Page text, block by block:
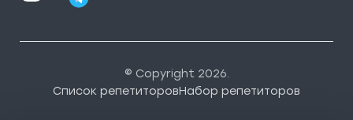
© Copyright 2026.
Список репетиторовНабор репетиторов